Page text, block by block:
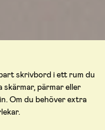
skrivbord i ett rum du
skärmar, pärmar eller
Om du behöver extra